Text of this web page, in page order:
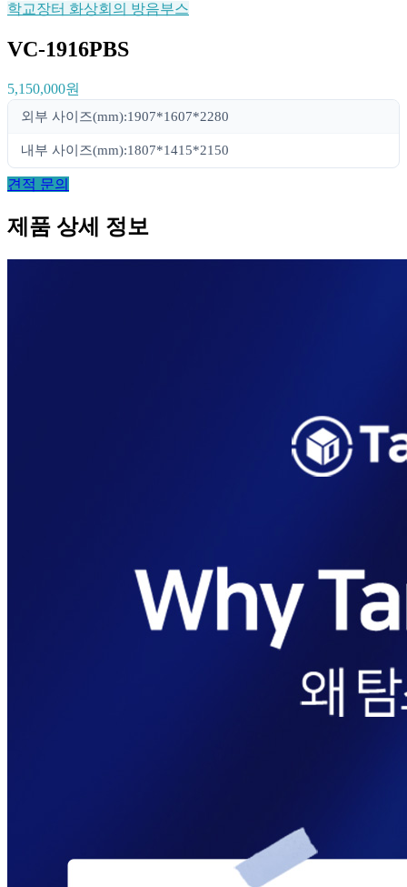
학교장터 화상회의 방음부스
VC-1916PBS
5,150,000원
외부 사이즈(mm):1907*1607*2280
내부 사이즈(mm):1807*1415*2150
견적 문의
제품 상세 정보